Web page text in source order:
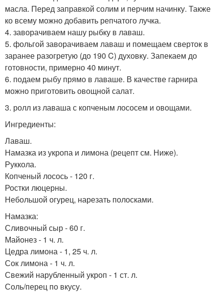
масла. Перед заправкой солим и перчим начинку. Также
ко всему можно добавить репчатого лучка.
4. заворачиваем нашу рыбку в лаваш.
5. фольгой заворачиваем лаваш и помещаем сверток в
заранее разогретую (до 190 C) духовку. Запекаем до
готовности, примерно 40 минут.
6. подаем рыбу прямо в лаваше. В качестве гарнира
можно приготовить овощной салат.
3. ролл из лаваша с копченым лососем и овощами.
Ингредиенты:
Лаваш.
Намазка из укропа и лимона (рецепт см. Ниже).
Руккола.
Копченый лосось - 120 г.
Ростки люцерны.
Небольшой огурец, нарезать полосками.
Намазка:
Сливочный сыр - 60 г.
Майонез - 1 ч. л.
Цедра лимона - 1, 25 ч. л.
Сок лимона - 1 ч. л.
Свежий нарубленный укроп - 1 ст. л.
Соль/перец по вкусу.